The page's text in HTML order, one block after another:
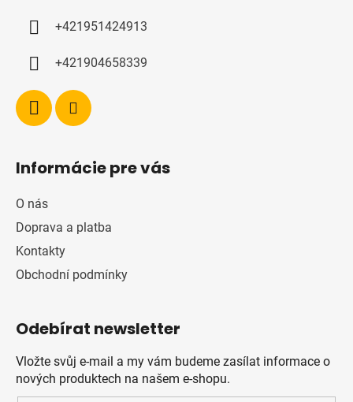
+421951424913
+421904658339
Informácie pre vás
O nás
Doprava a platba
Kontakty
Obchodní podmínky
Odebírat newsletter
Vložte svůj e-mail a my vám budeme zasílat informace o
nových produktech na našem e-shopu.